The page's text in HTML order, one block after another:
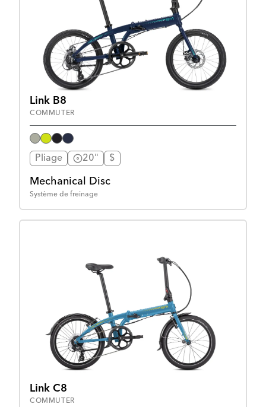
Link B8
COMMUTER
Pliage 20" $
Mechanical Disc
Système de freinage
Link C8
COMMUTER